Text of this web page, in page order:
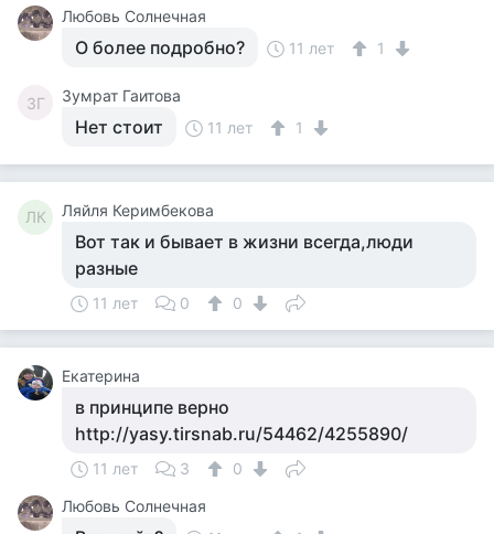
Любовь Солнечная
О более подробно? 11 лет 1
ЗГ Зумрат Гаитова
Нет стоит 11 лет 1
ЛК Ляйля Керимбекова
Вот так и бывает в жизни всегда,люди
разные
11 лет 0 0
Екатерина
в принципе верно
http://yasy.tirsnab.ru/54462/4255890/
11 лет 3
0
Любовь Солнечная